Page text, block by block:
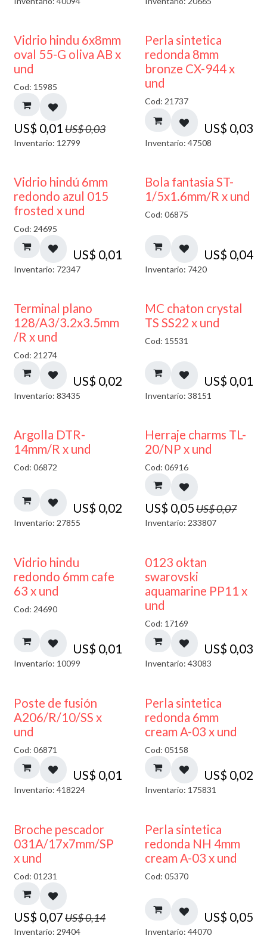
50% DESCUENTO
Vidrio hindu 6x8mm
oval 55-G oliva AB x
und
Cod: 15985
US$ 0,01 US$0,03
Inventario: 12799
Perla sintetica
redonda 8mm
bronze CX-944 x
und
Cod: 21737
US$ 0,03
Inventario: 47508
40% DESCUENTO
Vidrio hindú 6mm
redondo azul 015
frosted x und
Cod: 24695
US$ 0,01
Inventario: 72347
Bola fantasia ST-
1/5x1.6mm/R x und
Cod: 06875
US$ 0,04
Inventario: 7420
Terminal plano
128/A3/3.2x3.5mm
/R x und
Cod: 21274
US$ 0,02
Inventario: 83435
MC chaton crystal
TS SS22 x und
Cod: 15531
US$ 0,01
Inventario: 38151
Argolla DTR-
14mm/R x und
Cod: 06872
US$ 0,02
Inventario: 27855
40% DESCUENTO
Herraje charms TL-
20/NP x und
Cod: 06916
US$ 0,05US$0,07
Inventario: 233807
40% DESCUENTO
Vidrio hindu
redondo 6mm cafe
63 x und
Cod: 24690
US$ 0,01
Inventario: 10099
0123 oktan
swarovski
aquamarine PP11 x
und
Cod: 17169
US$ 0,03
Inventario: 43083
Poste de fusión
A206/R/10/SS x
und
Cod: 06871
US$ 0,01
Inventario: 418224
Perla sintetica
redonda 6mm
cream A-03 x und
Cod: 05158
US$ 0,02
Inventario: 175831
50% DESCUENTO
Broche pescador
031A/17x7mm/SP
x und
Cod: 01231
US$ 0,07US$0,14
Inventario: 29404
Perla sintetica
redonda NH 4mm
cream A-03 x und
Cod: 05370
US$ 0,05
Inventario: 44070